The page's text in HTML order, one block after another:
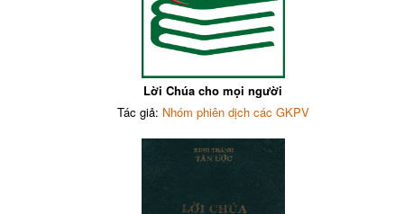
Lời Chúa cho mọi người
Tác giả: Nhóm phiên dịch các GKPV